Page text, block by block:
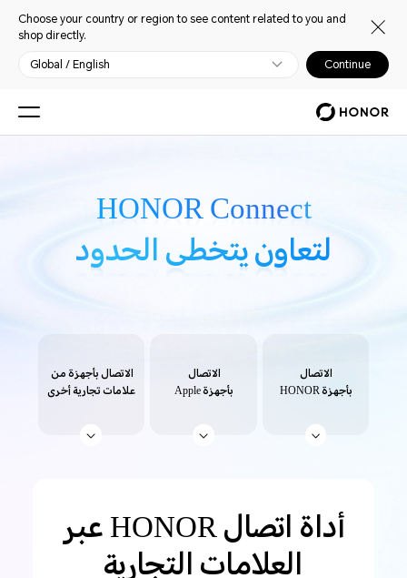
Choose your country or region to see content related to you and
shop directly.
Global / English Continue
HONOR Connect
لتعاون يتخطى الحدود
HONOR Connect
لتعاون يتخطى الحدود
الاتصال
بأجهزة HONOR
الاتصال
بأجهزة Apple
الاتصال بأجهزة من
علامات تجارية أخرى
أداة اتصال HONOR عبر
العلامات التجارية